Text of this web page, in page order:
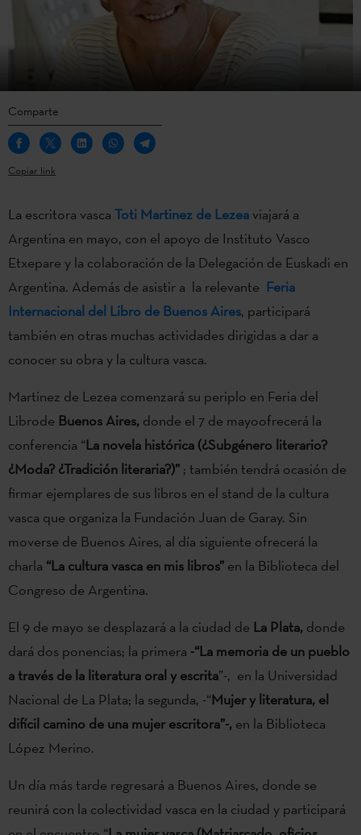
Comparte
Copiar link
La escritora vasca Toti Martinez de Lezea viajará a
Argentina en mayo, con el apoyo de Instituto Vasco
Etxepare y la colaboración de la Delegación de Euskadi en
Argentina. Además de asistir a la relevante Feria
Internacional del Libro de Buenos Aires, participará
también en otras muchas actividades dirigidas a dar a
conocer su obra y la cultura vasca.
Martinez de Lezea comenzará su periplo en Feria del
Librode Buenos Aires, donde el 7 de mayoofrecerá la
conferencia “La novela histórica (¿Subgénero literario?
¿Moda? ¿Tradición literaria?)” ; también tendrá ocasión de
firmar ejemplares de sus libros en el stand de la cultura
vasca que organiza la Fundación Juan de Garay. Sin
moverse de Buenos Aires, al día siguiente ofrecerá la
charla “La cultura vasca en mis libros” en la Biblioteca del
Congreso de Argentina.
El 9 de mayo se desplazará a la ciudad de La Plata, donde
dará dos ponencias; la primera -“La memoria de un pueblo
a través de la literatura oral y escrita”-, en la Universidad
Nacional de La Plata; la segunda, -“Mujer y literatura, el
difícil camino de una mujer escritora”-, en la Biblioteca
López Merino.
Un día más tarde regresará a Buenos Aires, donde se
reunirá con la colectividad vasca en la ciudad y participará